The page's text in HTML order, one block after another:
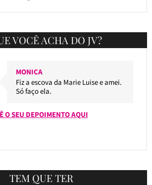
VOCÊ ACHA DO JV?
MONICA
Fiz a escova da Marie Luise e amei.
Só faço ela.
O SEU DEPOIMENTO AQUI
TEM QUE TER